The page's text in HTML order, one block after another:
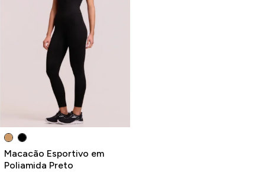
Macacão Esportivo em
Poliamida Preto